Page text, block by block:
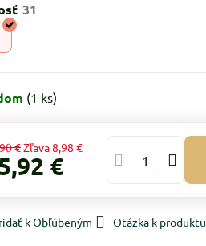
(1 ks)
€Zľava8,98 €
€
k Obľúbeným Otázka k produktu